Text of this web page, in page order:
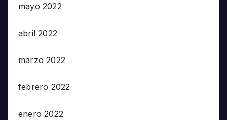
mayo 2022
abril 2022
marzo 2022
febrero 2022
enero 2022